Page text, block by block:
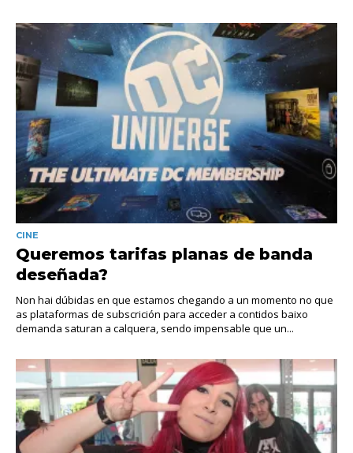
CINE
Queremos tarifas planas de banda
deseñada?
Non hai dúbidas en que estamos chegando a un momento no que
as plataformas de subscrición para acceder a contidos baixo
demanda saturan a calquera, sendo impensable que un...